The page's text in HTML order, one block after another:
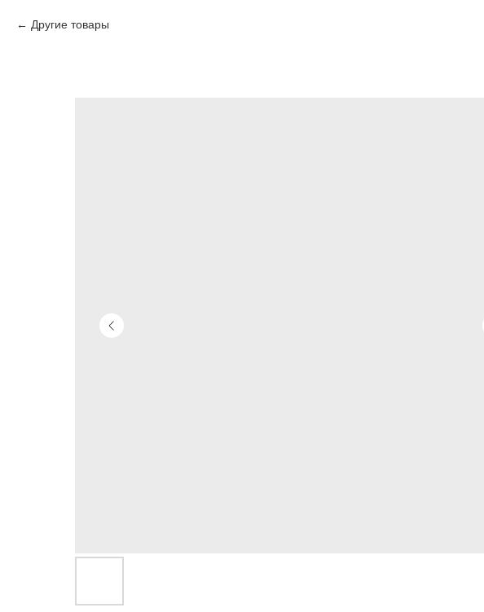
Другие товары